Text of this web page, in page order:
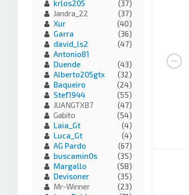
krlos205
(37)
Jandra_22
(37)
Xur
(40)
Garra
(36)
david_ls2
(47)
Antonio81
Duende
(43)
Alberto205gtx
(32)
Baqueiro
(24)
Stef1944
(55)
JUANGTX87
(47)
Gabito
(54)
Laia_Gt
(4)
Luca_Gt
(4)
AG Pardo
(67)
buscamin0s
(35)
Margallo
(58)
Devisoner
(35)
Mr-Winner
(23)